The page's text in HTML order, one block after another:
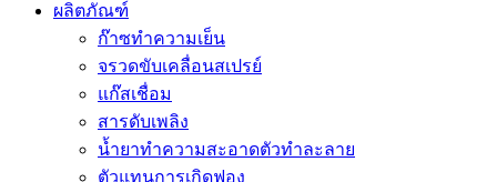
ผลิตภัณฑ์
ก๊าซทำความเย็น
จรวดขับเคลื่อนสเปรย์
แก๊สเชื่อม
สารดับเพลิง
น้ำยาทำความสะอาดตัวทำละลาย
ตัวแทนการเกิดฟอง